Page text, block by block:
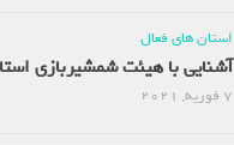
استان های فعال
آشنایی با هیئت شمشیربازی
7 فوریه, 2021